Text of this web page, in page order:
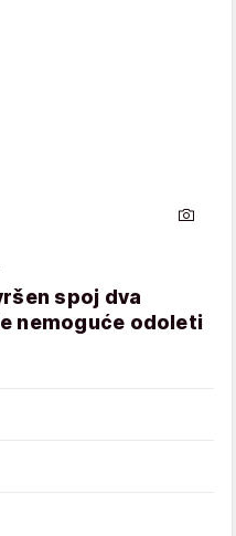
spoj dva
nemoguće odoleti